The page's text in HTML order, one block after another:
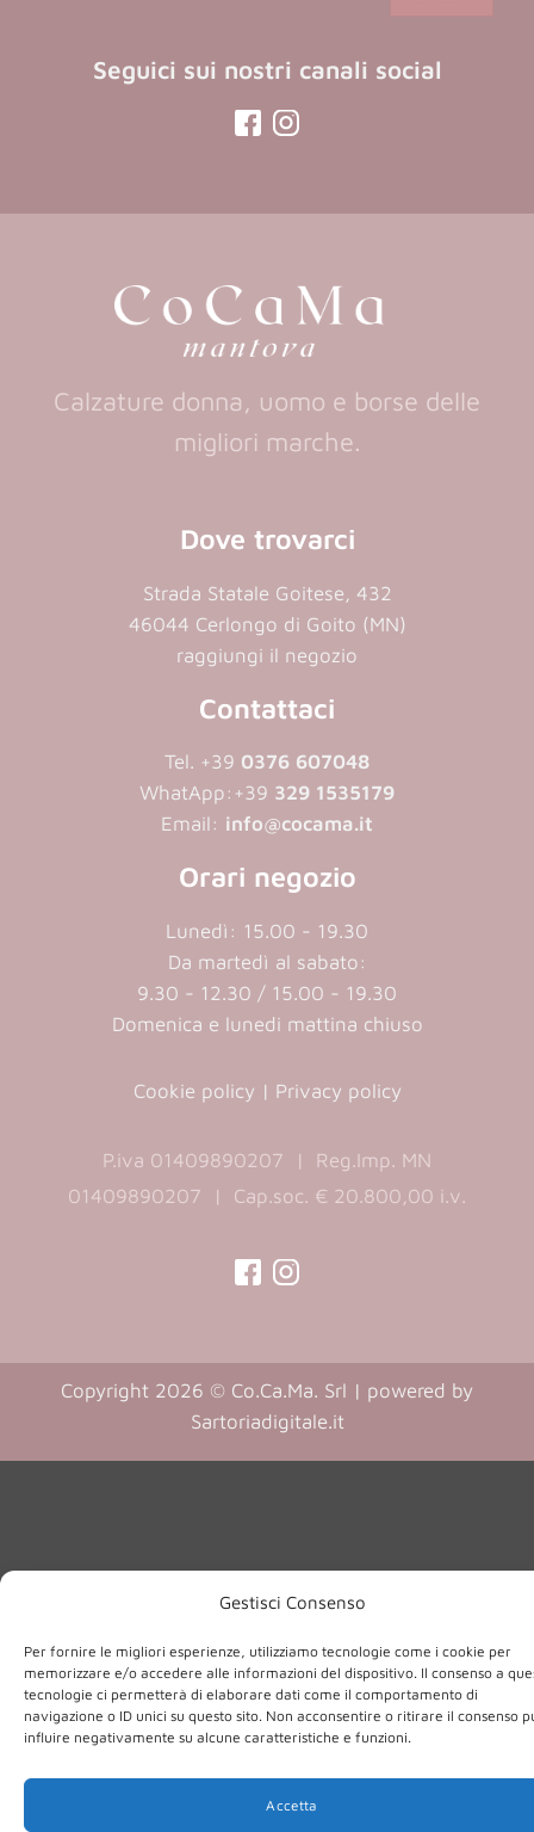
Gestisci Consenso
Per fornire le migliori esperienze, utilizziamo tecnologie come i cookie per
memorizzare e/o accedere alle informazioni del dispositivo. Il consenso a
tecnologie ci permetterà di elaborare dati come il comportamento di
navigazione o ID unici su questo sito. Non acconsentire o ritirare il consenso
influire negativamente su alcune caratteristiche e funzioni.
Accetta
Seguici sui nostri canali social
a
a
Calzature donna, uomo e borse delle
migliori marche.
Dove trovarci
Strada Statale Goitese, 432
46044 Cerlongo di Goito (MN)
raggiungi il negozio
Contattaci
Tel. +39 0376 607048
WhatApp: +39 329 1535179
Email: info@cocama.it
Orari negozio
Lunedì: 15.00 - 19.30
Da martedì al sabato:
9.30 - 12.30 / 15.00 - 19.30
Domenica e lunedi mattina chiuso
Cookie policy | Privacy policy
P.iva 01409890207 | Reg.Imp. MN
01409890207 | Cap.soc. € 20.800,00 i.v.
a
new
tab)
a
new
tab)
Copyright 2026 © Co.Ca.Ma. Srl | powered by
Sartoriadigitale.it(opens